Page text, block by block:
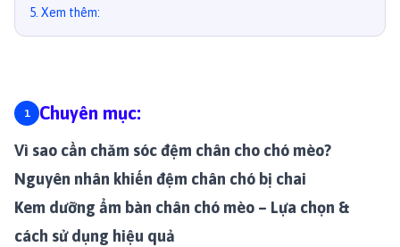
5 Xem thêm:
Chuyên mục:
Vì sao cần chăm sóc đệm chân cho chó mèo?
Nguyên nhân khiến đệm chân chó bị chai
Kem dưỡng ẩm bàn chân chó mèo – Lựa chọn &
cách sử dụng hiệu quả